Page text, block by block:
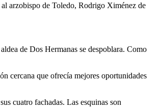
arzobispo de Toledo, Rodrigo Ximénez de
de Dos Hermanas se despoblara. Como
cercana que ofrecía mejores oportunidades
cuatro fachadas. Las esquinas son